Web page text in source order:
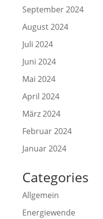
September 2024
August 2024
Juli 2024
Juni 2024
Mai 2024
April 2024
März 2024
Februar 2024
Januar 2024
Categories
Allgemein
Energiewende